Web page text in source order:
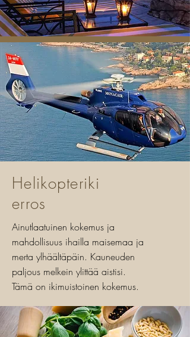
Helikopteriki
erros
Ainutlaatuinen kokemus ja
mahdollisuus ihailla maisemaa ja
merta ylhäältäpäin. Kauneuden
paljous melkein ylittää aistisi.
Tämä on ikimuistoinen kokemus.